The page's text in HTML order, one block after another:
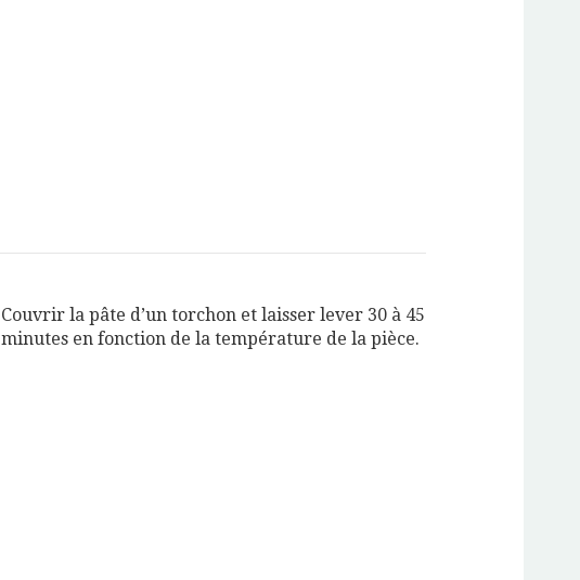
Couvrir la pâte d’un torchon et laisser lever 30 à 45
minutes en fonction de la température de la pièce.